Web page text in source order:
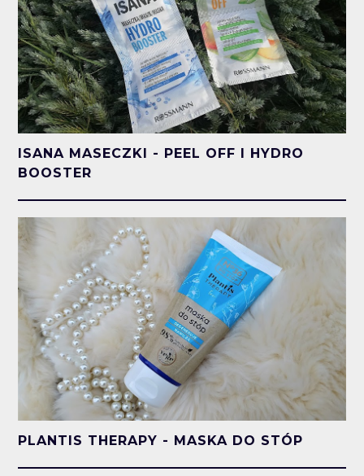
ISANA MASECZKI - PEEL OFF I HYDRO
BOOSTER
PLANTIS THERAPY - MASKA DO STÓP